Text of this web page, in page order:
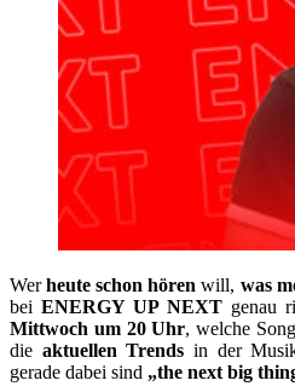
Werheute schon hören will, was
bei ENERGY UP NEXT genau
Mittwoch um 20 Uhr, welche
die aktuellen Trends in der
gerade dabei sind „the next big